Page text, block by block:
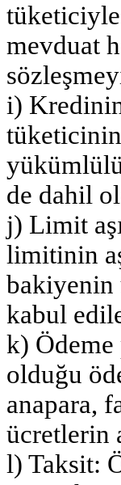
mevduat
i)
de dahil
j) Limit
limitinin
bakiyenin
kabul
k)
olduğu
anapara,
ücretlerin
l) Taksit: